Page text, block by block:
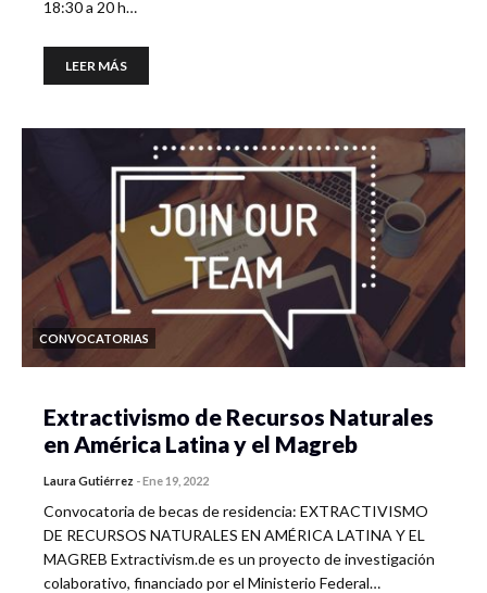
18:30 a 20 h…
LEER MÁS
CONVOCATORIAS
Extractivismo de Recursos Naturales
en América Latina y el Magreb
Laura Gutiérrez -Ene 19, 2022
Convocatoria de becas de residencia: EXTRACTIVISMO
DE RECURSOS NATURALES EN AMÉRICA LATINA Y EL
MAGREB Extractivism.de es un proyecto de investigación
colaborativo, financiado por el Ministerio Federal…